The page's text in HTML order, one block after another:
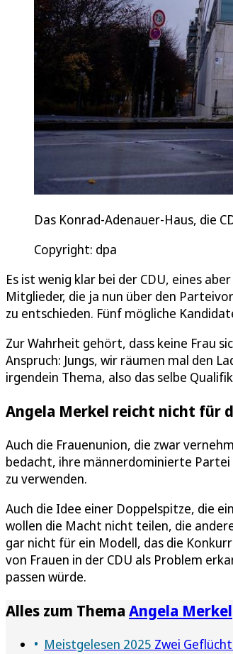
Das Konrad-Adenauer-Haus, die
Copyright: dpa
Es ist wenig klar bei der CDU, eines
Mitglieder, die ja nun über den
zu entschieden. Fünf mögliche
Zur Wahrheit gehört, dass keine Frau
Anspruch: Jungs, wir räumen mal den
irgendein Thema, also das selbe
Angela Merkel reicht nicht für
Auch die Frauenunion, die zwar
bedacht, ihre männerdominierte
zu verwenden.
Auch die Idee einer Doppelspitze, die
wollen die Macht nicht teilen, die
gar nicht für ein Modell, das die
von Frauen in der CDU als Problem
passen würde.
Alles zum Thema Angela Merkel
Meistgelesen 2025 Zwei